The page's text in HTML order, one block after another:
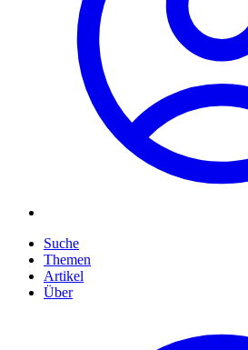
Suche
Themen
Artikel
Über